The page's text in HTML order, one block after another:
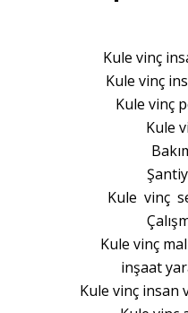
Kule vinç
Kule vinç
Kule vinç
Kule
Kule vinç
Kule vinç
inşaat
Kule vinç insan